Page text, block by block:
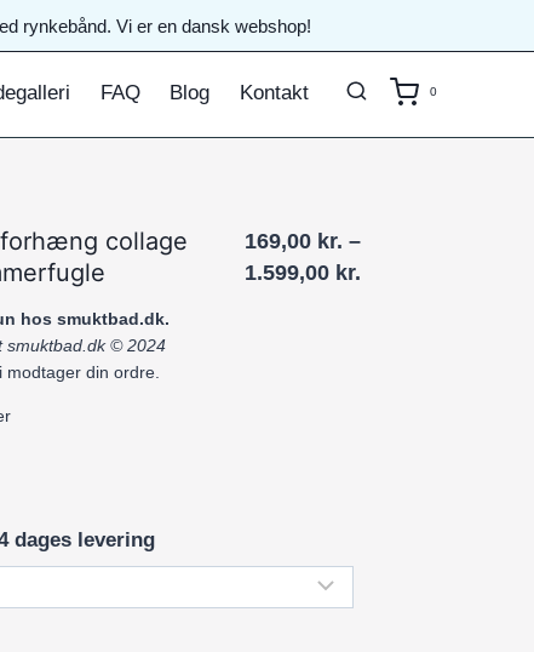
rynkebånd. Vi er en dansk webshop!
FAQ Blog Kontakt 0
collage
169,00 kr. –
1.599,00 kr.
hos smuktbad.dk.
smuktbad.dk © 2024
din ordre.
dages levering